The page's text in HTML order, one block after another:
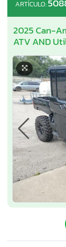
ARTÍCULO:
2025 Can-
ATV AND